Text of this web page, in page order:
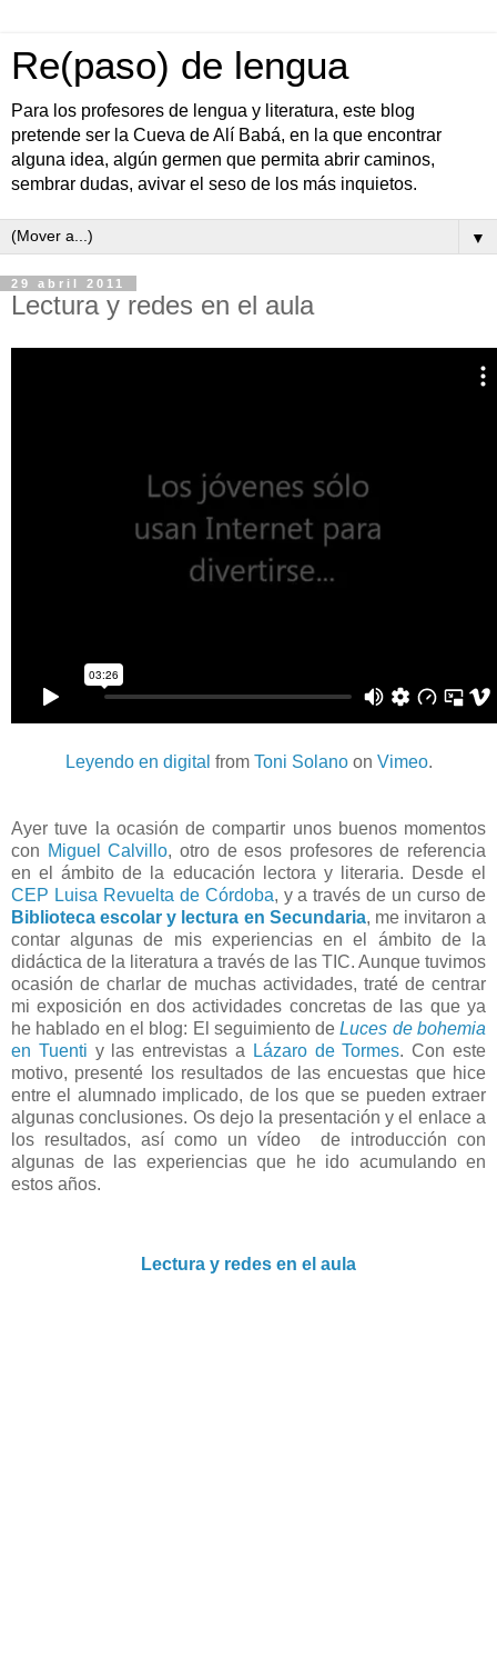
Re(paso) de lengua
Para los profesores de lengua y literatura, este blog
pretende ser la Cueva de Alí Babá, en la que encontrar
alguna idea, algún germen que permita abrir caminos,
sembrar dudas, avivar el seso de los más inquietos.
▼
29 abril 2011
Lectura y redes en el aula
Leyendo en digital from Toni Solanoon Vimeo.
Ayer tuve la ocasión de compartir unos buenos momentos
con Miguel Calvillo, otro de esos profesores de referencia
en el ámbito de la educación lectora y literaria. Desde el
CEP Luisa Revuelta de Córdoba, y a través de un curso de
Biblioteca escolar y lectura en Secundaria, me invitaron a
contar algunas de mis experiencias en el ámbito de la
didáctica de la literatura a través de las TIC. Aunque tuvimos
ocasión de charlar de muchas actividades, traté de centrar
mi exposición en dos actividades concretas de las que ya
he hablado en el blog: El seguimiento deLuces de bohemia
en Tuenti y las entrevistas a Lázaro de Tormes. Con este
motivo, presenté los resultados de las encuestas que hice
entre el alumnado implicado, de los que se pueden extraer
algunas conclusiones. Os dejo la presentación y el enlace a
los resultados, así como un vídeo de introducción con
algunas de las experiencias que he ido acumulando en
estos años.
Lectura y redes en el aula